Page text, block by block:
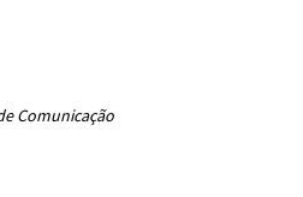
Comunicação